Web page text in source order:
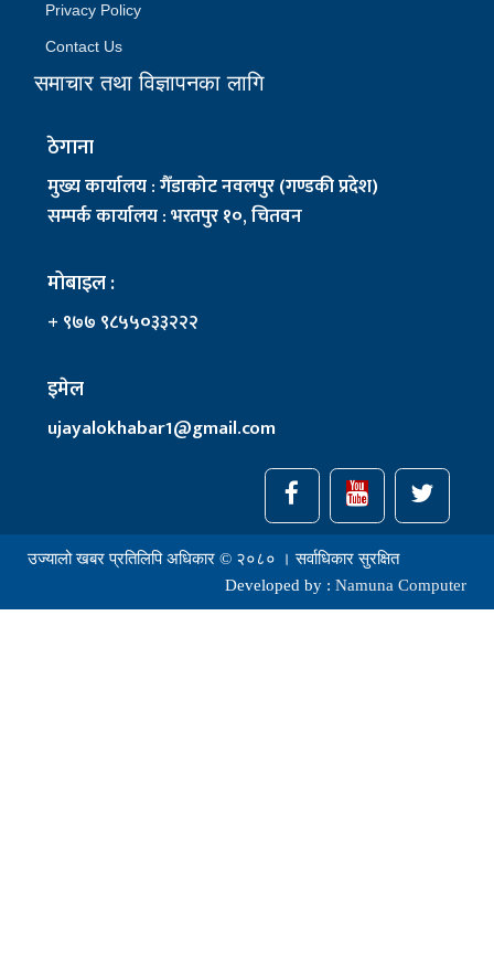
Privacy Policy
Contact Us
समाचार तथा विज्ञापनका लागि
ठेगाना
मुख्य कार्यालय : गैँडाकोट नवलपुर (गण्डकी प्रदेश)
सम्पर्क कार्यालय : भरतपुर १०, चितवन
मोबाइल :
+ ९७७ ९८५५०३३२२२
इमेल
ujayalokhabar1@gmail.com
उज्यालो खबर प्रतिलिपि अधिकार © २०८० । सर्वाधिकार सुरक्षित
Developed by : Namuna Computer